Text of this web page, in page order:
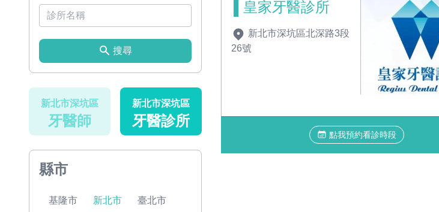
搜尋
新北市深坑區
牙醫師
新北市深坑區
牙醫診所
縣市
基隆市 新北市 臺北市
皇家牙醫診所
新北市深坑區北深路3段
26號
點我預約看診時段